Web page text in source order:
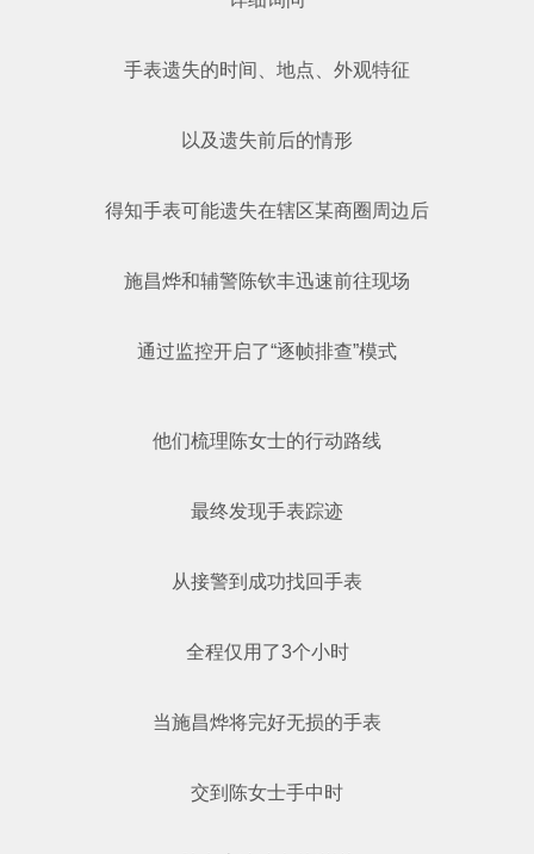
手表遗失的时间、地点、外观特征
以及遗失前后的情形
得知手表可能遗失在辖区某商圈周边后
施昌烨和辅警陈钦丰迅速前往现场
通过监控开启了“逐帧排查”模式
他们梳理陈女士的行动路线
最终发现手表踪迹
从接警到成功找回手表
全程仅用了3个小时
当施昌烨将完好无损的手表
交到陈女士手中时